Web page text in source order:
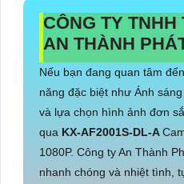
CÔNG TY
AN THÀNH
Nếu bạn đang quan tâm
năng đặc biệt như Ánh
và lựa chọn hình ảnh đơn
qua KX-AF2001S-DL-A
1080P. Công ty An Thành
nhanh chóng và nhiệt tình,